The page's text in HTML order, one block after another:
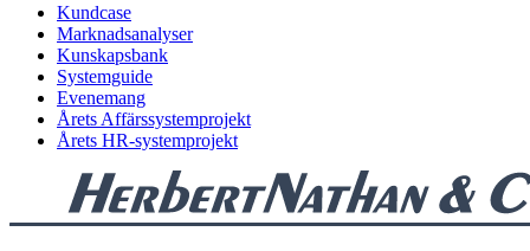
Kundcase
Marknadsanalyser
Kunskapsbank
Systemguide
Evenemang
Årets Affärssystemprojekt
Årets HR-systemprojekt